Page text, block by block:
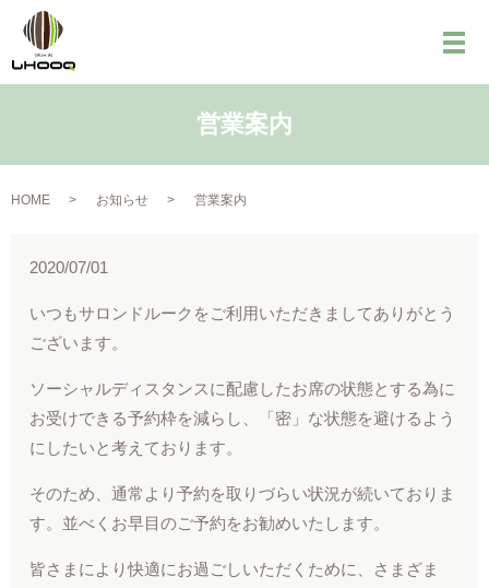
メ
営業案内
HOME お知らせ 営業案内
2020/07/01
いつもサロンドルークをご利用いただきましてありがとう
ございます。
ソーシャルディスタンスに配慮したお席の状態とする為に
お受けできる予約枠を減らし、「密」な状態を避けるよう
にしたいと考えております。
そのため、通常より予約を取りづらい状況が続いておりま
す。並べくお早目のご予約をお勧めいたします。
皆さまにより快適にお過ごしいただくために、さまざま